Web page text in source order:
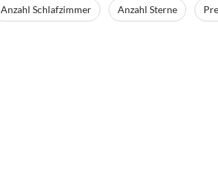
Anzahl Schlafzimmer Anzahl Sterne